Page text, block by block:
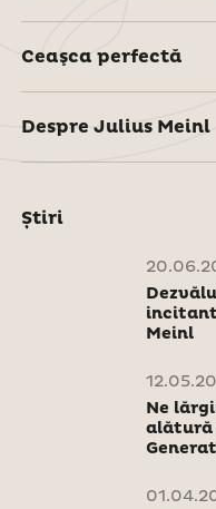
Ceaşca perfectă
Despre Julius Meinl
Știri
Meinl
Ne
alătură